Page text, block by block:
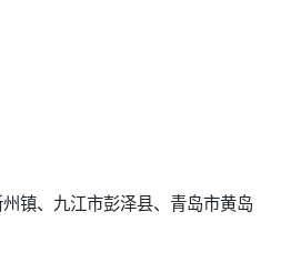
镇、九江市彭泽县、青岛市黄岛